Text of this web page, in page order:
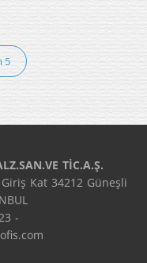
5
TİC.A.Ş.
Kat 34212 Güneşli
-